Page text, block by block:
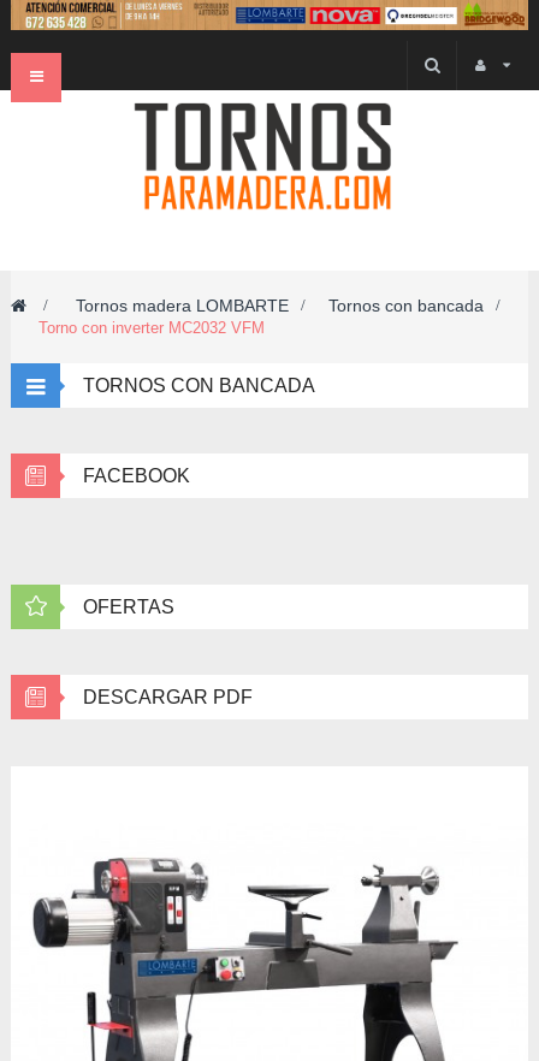
Navegación
> Tornos madera LOMBARTE > Tornos con bancada
Torno con inverter MC2032 VFM
TORNOS CON BANCADA
FACEBOOK
OFERTAS
DESCARGAR PDF